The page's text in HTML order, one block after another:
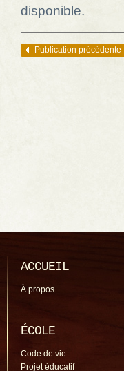
disponible.
Navigation des articles
Publication précédente
ACCUEIL
À propos
ÉCOLE
Code de vie
Projet éducatif